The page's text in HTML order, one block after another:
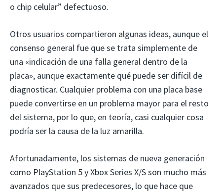
o chip celular” defectuoso.
Otros usuarios compartieron algunas ideas, aunque el
consenso general fue que se trata simplemente de
una «indicación de una falla general dentro de la
placa», aunque exactamente qué puede ser difícil de
diagnosticar. Cualquier problema con una placa base
puede convertirse en un problema mayor para el resto
del sistema, por lo que, en teoría, casi cualquier cosa
podría ser la causa de la luz amarilla.
Afortunadamente, los sistemas de nueva generación
como PlayStation 5 y Xbox Series X/S son mucho más
avanzados que sus predecesores, lo que hace que